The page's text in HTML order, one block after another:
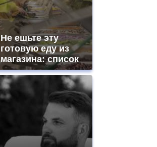
Не ешьте эту
готовую еду из
магазина: список